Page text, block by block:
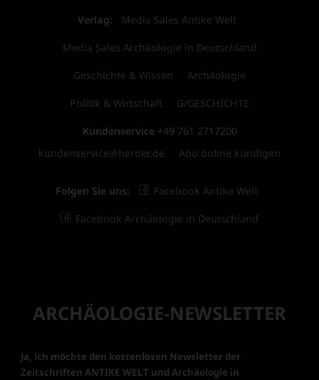
Verlag: Media Sales Antike Welt
Media Sales Archäologie in Deutschland
Geschichte & Wissen Archäologie
Politik & Wirtschaft G/GESCHICHTE
Kundenservice +49 761 2717200
kundenservice@herder.de
Abo online kündigen
Folgen Sie uns: Facebook Antike Welt
Facebook Archäologie in Deutschland
ARCHÄOLOGIE-NEWSLETTER
Ja, ich möchte den kostenlosen Newsletter der
Zeitschriften ANTIKE WELT und Archäologie in